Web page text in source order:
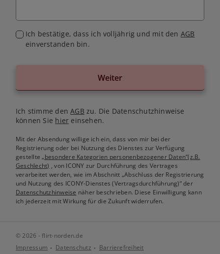
Ich bestätige, dass ich volljährig und mit den AGB
einverstanden bin.
Weiter
Ich stimme denAGB zu. Die Datenschutzhinweise
können Sie hier einsehen.
Mit der Absendung willige ich ein, dass von mir bei der
Registrierung oder bei Nutzung des Dienstes zur Verfügung
gestellte„besondere Kategorien personenbezogener Daten“(z.B.
Geschlecht) , von ICONY zur Durchführung des Vertrages
verarbeitet werden, wie im Abschnitt „Abschluss der Registrierung
und Nutzung des ICONY-Dienstes (Vertragsdurchführung)“ der
Datenschutzhinweise näher beschrieben. Diese Einwilligung kann
ich jederzeit mit Wirkung für die Zukunft widerrufen.
© 2026 - flirt-norden.de
Impressum
Datenschutz Barrierefreiheit